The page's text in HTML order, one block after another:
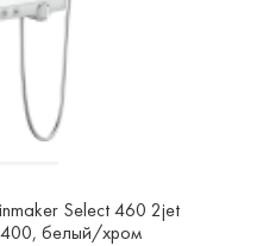
Select 460 2jet
белый/хром